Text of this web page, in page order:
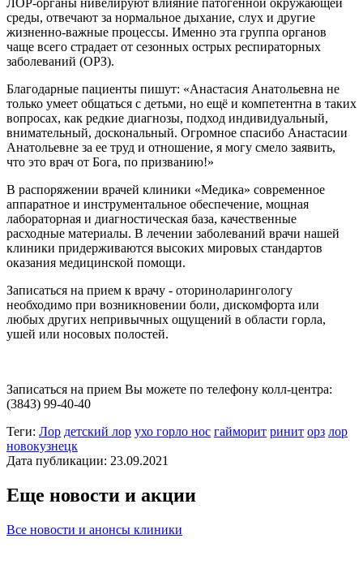
ЛОР-органы нивелируют влияние патогенной окружающей
среды, отвечают за нормальное дыхание, слух и другие
жизненно-важные процессы. Именно эта группа органов
чаще всего страдает от сезонных острых респираторных
заболеваний (ОРЗ).
Благодарные пациенты пишут: «Анастасия Анатольевна не
только умеет общаться с детьми, но ещё и компетентна в таких
вопросах, как редкие диагнозы, подход индивидуальный,
внимательный, доскональный. Огромное спасибо Анастасии
Анатольевне за ее труд и отношение, я могу смело заявить,
что это врач от Бога, по призванию!»
В распоряжении врачей клиники «Медика» современное
аппаратное и инструментальное обеспечение, мощная
лабораторная и диагностическая база, качественные
расходные материалы. В лечении заболеваний врачи нашей
клиники придерживаются высоких мировых стандартов
оказания медицинской помощи.
Записаться на прием к врачу - оториноларингологу
необходимо при возникновении боли, дискомфорта или
любых других непривычных ощущений в области горла,
ушей или носовых полостей.
Записаться на прием Вы можете по телефону колл-центра:
(3843) 99-40-40
Теги: Лор детский лор ухо горло нос гайморит ринит орз лор
новокузнецк
Дата публикации: 23.09.2021
Еще новости и акции
Все новости и анонсы клиники